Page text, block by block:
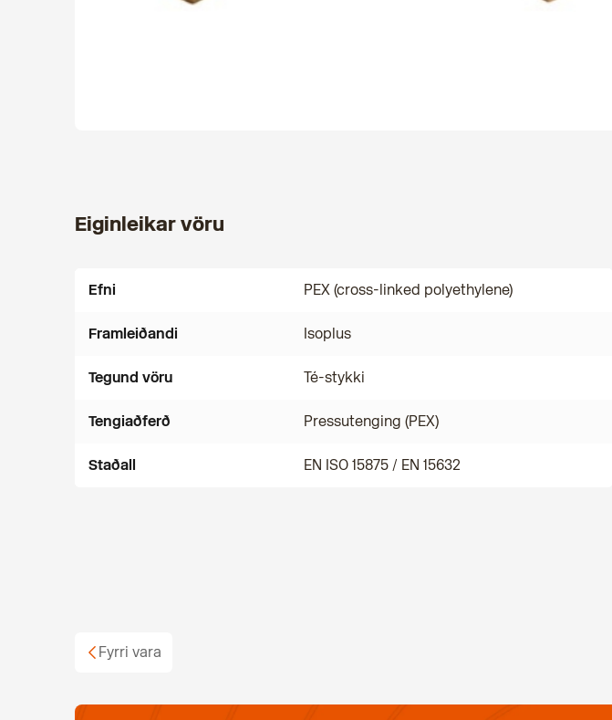
Eiginleikar vöru
Efni PEX (cross-linked polyethylene)
Framleiðandi Isoplus
Tegund vöru Té-stykki
Tengiaðferð Pressutenging (PEX)
Staðall EN ISO 15875 / EN 15632
Fyrri vara